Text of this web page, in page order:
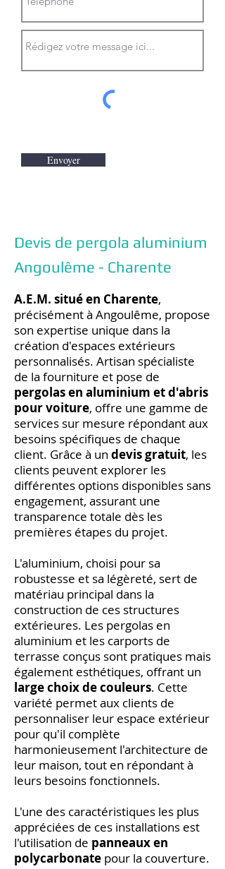
Envoyer
Devis de pergola aluminium
Angoulême - Charente
A.E.M. situé en Charente,
précisément à Angoulême, propose
son expertise unique dans la
création d'espaces extérieurs
personnalisés. Artisan spécialiste
de la fourniture et pose de
pergolas en aluminium et d'abris
pour voiture, offre une gamme de
services sur mesure répondant aux
besoins spécifiques de chaque
client. Grâce à un devis gratuit, les
clients peuvent explorer les
différentes options disponibles sans
engagement, assurant une
transparence totale dès les
premières étapes du projet.
L'aluminium, choisi pour sa
robustesse et sa légèreté, sert de
matériau principal dans la
construction de ces structures
extérieures. Les pergolas en
aluminium et les carports de
terrasse conçus sont pratiques mais
également esthétiques, offrant un
large choix de couleurs. Cette
variété permet aux clients de
personnaliser leur espace extérieur
pour qu'il complète
harmonieusement l'architecture de
leur maison, tout en répondant à
leurs besoins fonctionnels.
L'une des caractéristiques les plus
appréciées de ces installations est
l'utilisation de panneaux en
polycarbonate pour la couverture.